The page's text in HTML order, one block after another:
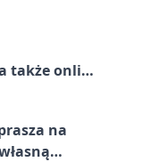
także online
na